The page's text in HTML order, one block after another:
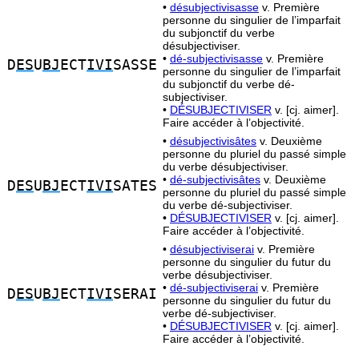
D ESU BJ ECTIVISASSE
• désubjectivisasse v. Première
personne du singulier de l’imparfait
du subjonctif du verbe
désubjectiviser.
• dé-subjectivisasse v. Première
personne du singulier de l’imparfait
du subjonctif du verbe dé-
subjectiviser.
• DÉSUBJECTIVISER v. [cj. aimer].
Faire accéder à l’objectivité.
D ESU BJ ECTIVISATES
• désubjectivisâtes v. Deuxième
personne du pluriel du passé simple
du verbe désubjectiviser.
• dé-subjectivisâtes v. Deuxième
personne du pluriel du passé simple
du verbe dé-subjectiviser.
• DÉSUBJECTIVISER v. [cj. aimer].
Faire accéder à l’objectivité.
D ESU BJ ECTIVISERAI
• désubjectiviserai v. Première
personne du singulier du futur du
verbe désubjectiviser.
• dé-subjectiviserai v. Première
personne du singulier du futur du
verbe dé-subjectiviser.
• DÉSUBJECTIVISER v. [cj. aimer].
Faire accéder à l’objectivité.